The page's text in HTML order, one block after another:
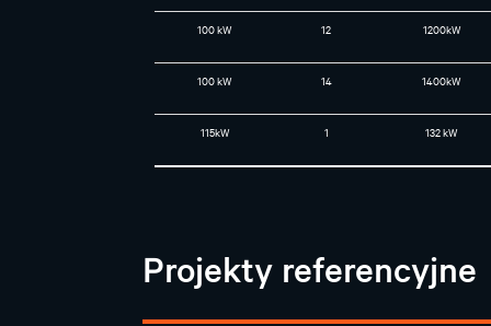
100 kW 12 1200kW
100 kW 14 1400kW
115kW 1 132 kW
Projekty referencyjne